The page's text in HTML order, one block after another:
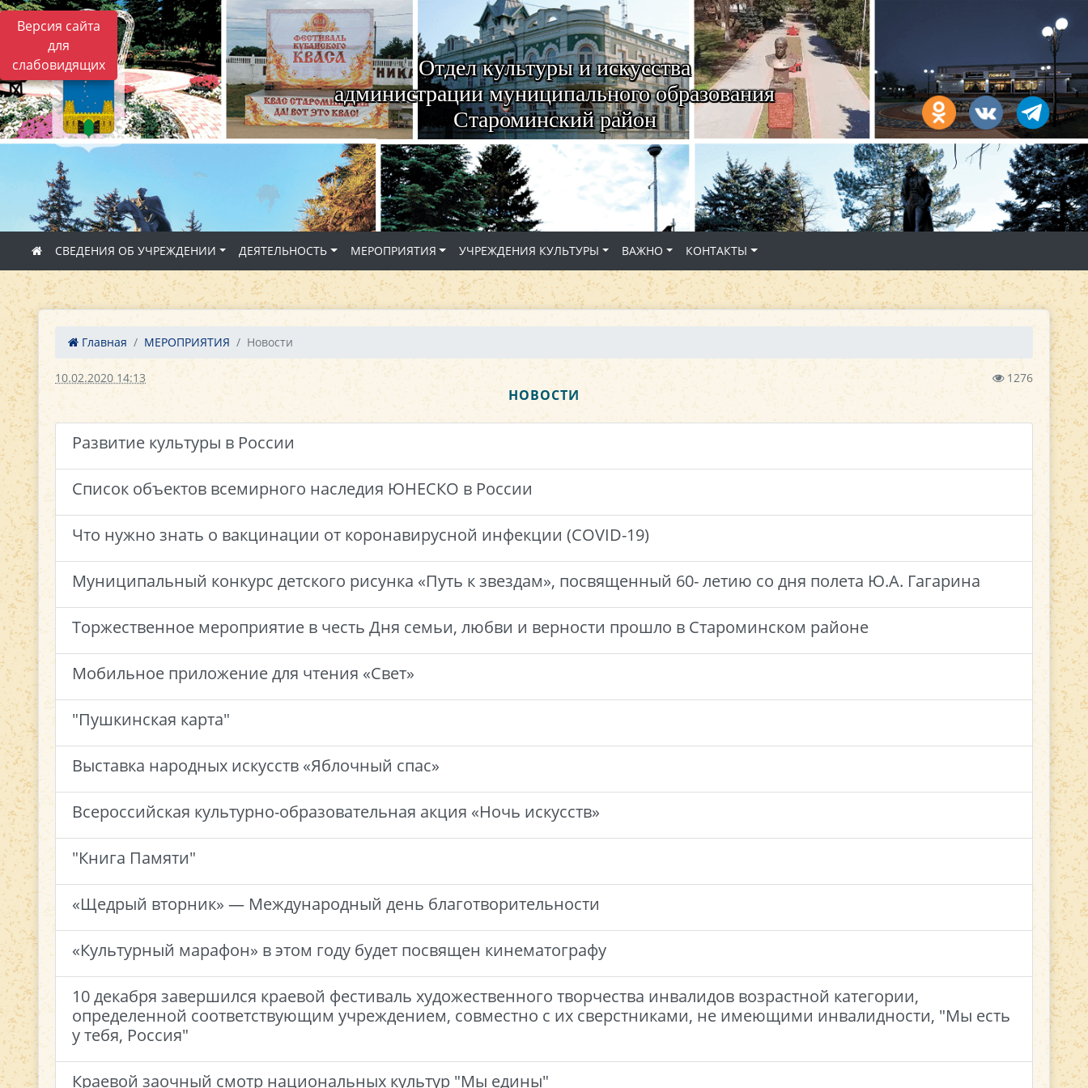
Версия сайта
для
слабовидящих
Отдел культуры и искусства
администрации муниципального образования
Староминский район
СВЕДЕНИЯ ОБ УЧРЕЖДЕНИИ ДЕЯТЕЛЬНОСТЬ МЕРОПРИЯТИЯ УЧРЕЖДЕНИЯ КУЛЬТУРЫ ВАЖНО КОНТАКТЫ
Главная МЕРОПРИЯТИЯ Новости
10.02.2020 14:13 1276
НОВОСТИ
Развитие культуры в России
Список объектов всемирного наследия ЮНЕСКО в России
Что нужно знать о вакцинации от коронавирусной инфекции (COVID-19)
Муниципальный конкурс детского рисунка «Путь к звездам», посвященный 60- летию со дня полета Ю.А. Гагарина
Торжественное мероприятие в честь Дня семьи, любви и верности прошло в Староминском районе
Мобильное приложение для чтения «Свет»
"Пушкинская карта"
Выставка народных искусств «Яблочный спас»
Всероссийская культурно-образовательная акция «Ночь искусств»
"Книга Памяти"
«Щедрый вторник» — Международный день благотворительности
«Культурный марафон» в этом году будет посвящен кинематографу
10 декабря завершился краевой фестиваль художественного творчества инвалидов возрастной категории,
определенной соответствующим учреждением, совместно с их сверстниками, не имеющими инвалидности, "Мы есть
у тебя, Россия"
Краевой заочный смотр национальных культур "Мы едины"